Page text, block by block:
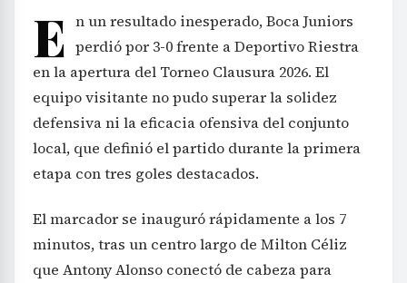
E n un resultado inesperado, Boca Juniors
perdió por 3-0 frente a Deportivo Riestra
en la apertura del Torneo Clausura 2026. El
equipo visitante no pudo superar la solidez
defensiva ni la eficacia ofensiva del conjunto
local, que definió el partido durante la primera
etapa con tres goles destacados.
El marcador se inauguró rápidamente a los 7
minutos, tras un centro largo de Milton Céliz
que Antony Alonso conectó de cabeza para